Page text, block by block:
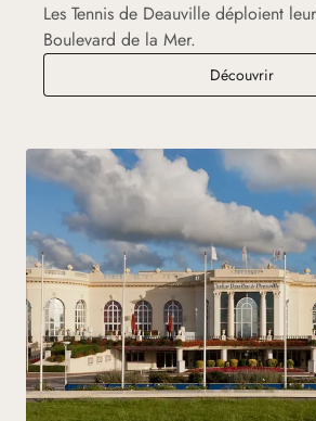
Les Tennis de Deauville déploient
Boulevard de la Mer.
DécouvrirTennis